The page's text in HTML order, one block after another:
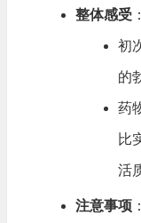
整体感受：
初
的
药
比
活
注意事项：